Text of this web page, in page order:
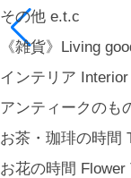
その他 e.t.c
《雑貨》Living
インテリア Interior
アンティークのも
お茶・珈琲の時間
お花の時間 Flower